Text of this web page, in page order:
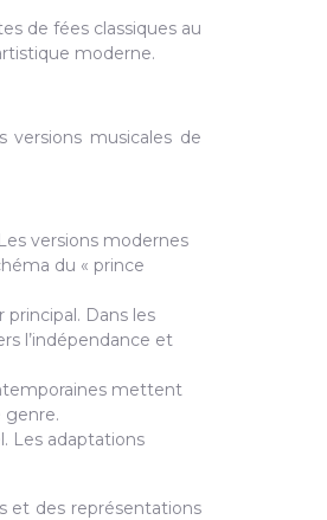
de fées classiques au
moderne.
versions musicales de
versions modernes
du « prince
Dans les
l’indépendance et
mettent
genre.
Les adaptations
et des représentations